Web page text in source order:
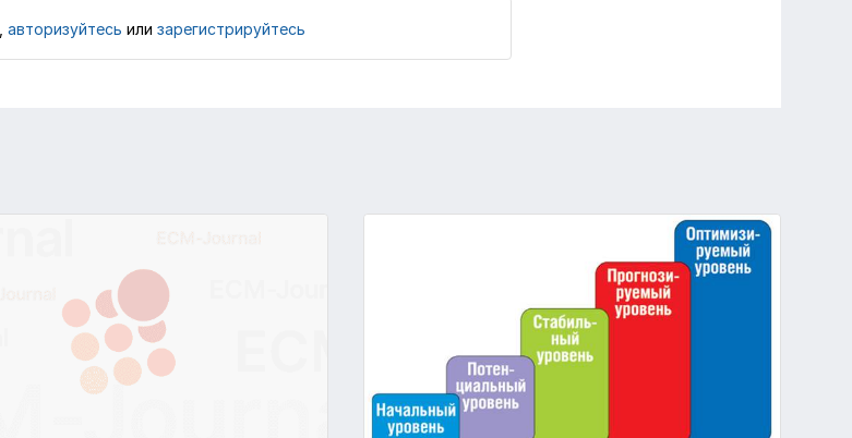
авторизуйтесь или зарегистрируйтесь